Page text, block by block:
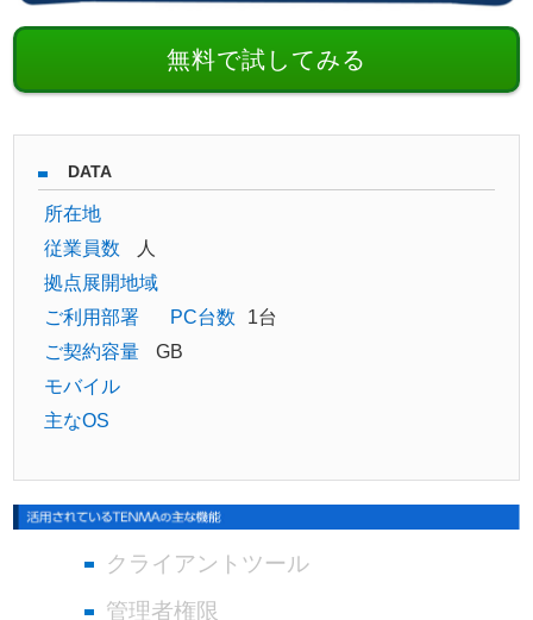
無料で試してみる
DATA
所在地
従業員数
人
拠点展開地域
ご利用部署
PC台数
1台
ご契約容量
GB
モバイル
主なOS
クライアントツール
管理者権限